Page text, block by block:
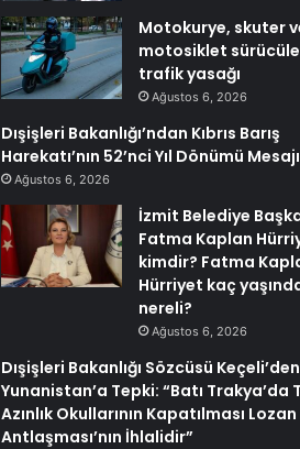
Motokurye, skuter
motosiklet
trafik yasağı
Ağustos 6, 2026
Dışişleri Bakanlığı’ndan Kıbrıs Barış
Harekatı’nın 52’nci Yıl Dönümü Mesajı
Ağustos 6, 2026
İzmit Belediye
Fatma Kaplan
kimdir? Fatma
Hürriyet kaç
nereli?
Ağustos 6, 2026
Dışişleri Bakanlığı Sözcüsü Keçeli’den
Yunanistan’a Tepki: “Batı Trakya’da
Azınlık Okullarının Kapatılması Lozan
Antlaşması’nın İhlalidir”